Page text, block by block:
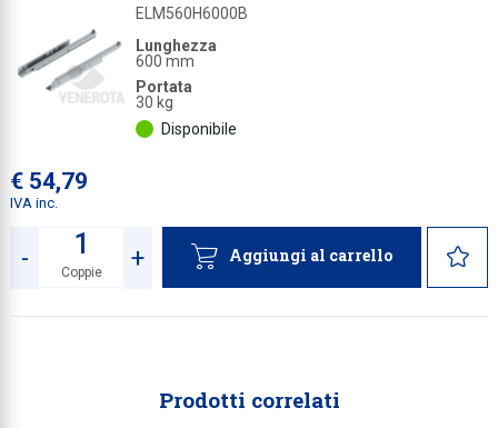
ELM560H6000B
Lunghezza
600 mm
Portata
30 kg
Disponibile
€ 54,79
IVA inc.
-
Quantità
+
Coppie
Aggiungi al carrello
Prodotti correlati